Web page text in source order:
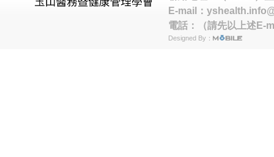
E-mail：
電話：（請先以上述E-
Designed By：